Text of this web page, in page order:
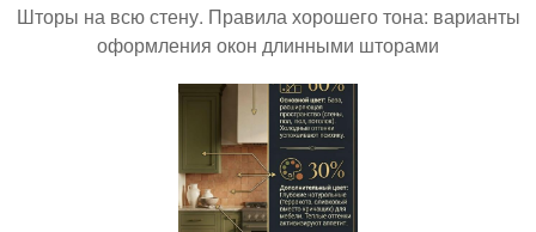
Шторы на всю стену. Правила хорошего тона: варианты
оформления окон длинными шторами